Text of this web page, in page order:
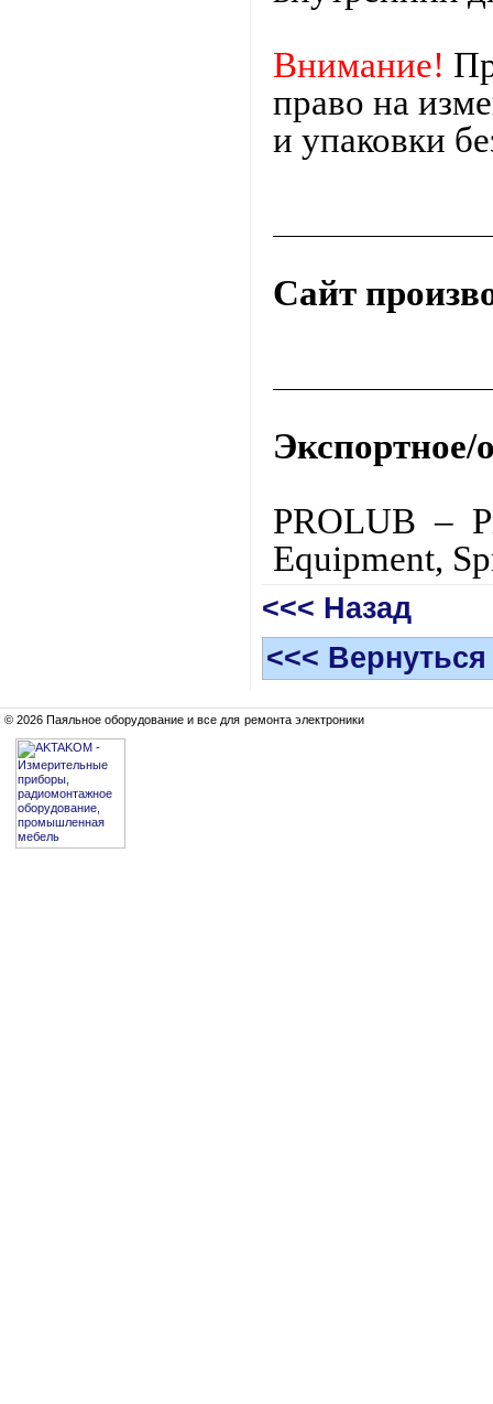
Внимание!
право на
и упаковки
Сайт
Экспортное/
PROLUB –
Equipment,
<<< Назад
<<<
© 2026 Паяльное оборудование и все для ремонта электроники